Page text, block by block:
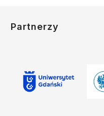
Partnerzy